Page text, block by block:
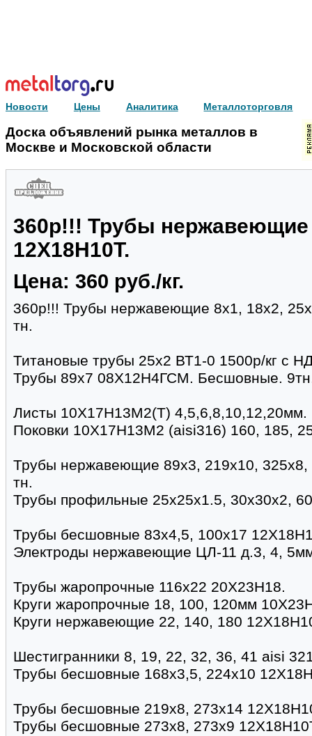
Новости Цены Аналитика Металлоторговля
Доска объявлений рынка металлов в
Москве и Московской области
360р!!! Трубы нержавеющие
12Х18Н10Т.
Цена: 360 руб./кг.
360р!!! Трубы нержавеющие 8х1, 18х2,
тн.
Титановые трубы 25х2 ВТ1-0 1500р/кг с
Трубы 89х7 08Х12Н4ГСМ. Бесшовные.
Листы 10Х17Н13М2(Т) 4,5,6,8,10,12,20мм.
Поковки 10Х17Н13М2 (aisi316) 160, 185,
Трубы нержавеющие 89х3, 219х10,
тн.
Трубы профильные 25х25х1.5, 30х30х2,
Трубы бесшовные 83х4,5, 100х17
Электроды нержавеющие ЦЛ-11 д.3, 4,
Трубы жаропрочные 116х22 20Х23Н18.
Круги жаропрочные 18, 100, 120мм
Круги нержавеющие 22, 140, 180
Шестигранники 8, 19, 22, 32, 36, 41 aisi
Трубы бесшовные 168х3,5, 224х10
Трубы бесшовные 219х8, 273х14
Трубы бесшовные 273х8, 273х9